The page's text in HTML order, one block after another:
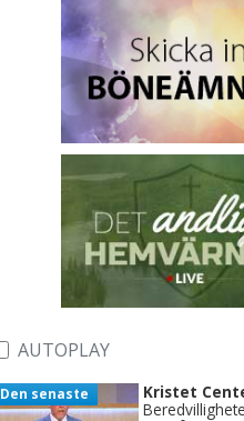
AUTOPLAY
Den senaste
Kristet